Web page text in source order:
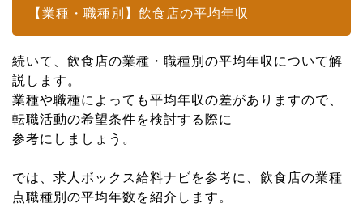
【業種・職種別】飲食店の平均年収
続いて、飲食店の業種・職種別の平均年収について解
説します。
業種や職種によっても平均年収の差がありますので、
転職活動の希望条件を検討する際に
参考にしましょう。
では、求人ボックス給料ナビを参考に、飲食店の業種
点職種別の平均年数を紹介します。